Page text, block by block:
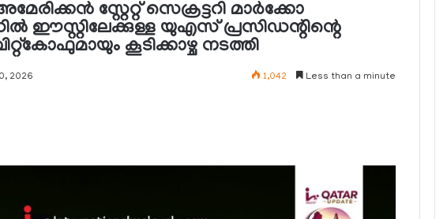
സ്റ്റേറ്റ് സെക്രട്ടറി മാര്‍ക്കോ
ഈസ്റ്റിലേക്കുള്ള യുഎസ് പ്രസിഡന്റിന്റെ
കൂടിക്കാഴ്ച നടത്തി
2026 1,042 Less than a minute